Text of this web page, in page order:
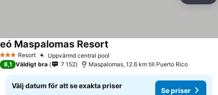
3 StjärnorResort Uppvärmd central pool
eó Maspalomas Resort
8,1 Väldigt bra 7 152 Maspalomas, 12.6 km till Puerto Rico
Välj datum för att se exakta priser
Se priser